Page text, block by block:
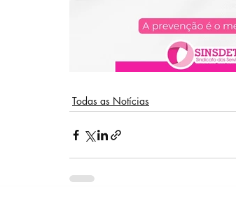
Todas as Notícias